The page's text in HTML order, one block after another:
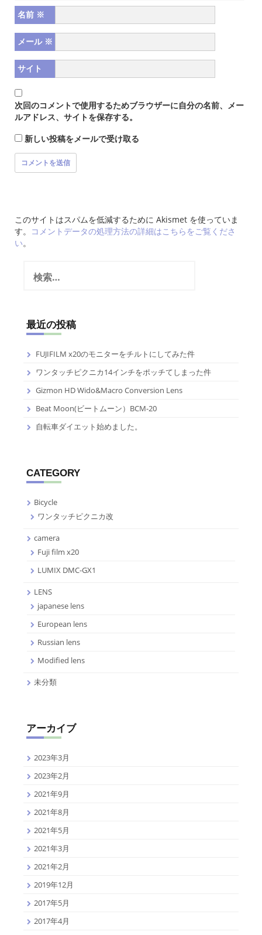
名前 ※
メール ※
サイト
次回のコメントで使用するためブラウザーに自分の名前、メー
ルアドレス、サイトを保存する。
新しい投稿をメールで受け取る
このサイトはスパムを低減するために Akismet を使っていま
す。 コメントデータの処理方法の詳細はこちらをご覧くださ
い。
最近の投稿
FUJIFILM x20のモニターをチルトにしてみた件
ワンタッチピクニカ14インチをポッチてしまった件
Gizmon HD Wido&Macro Conversion Lens
Beat Moon(ビートムーン）BCM-20
自転車ダイエット始めました。
CATEGORY
Bicycle
ワンタッチピクニカ改
camera
Fuji film x20
LUMIX DMC-GX1
LENS
japanese lens
European lens
Russian lens
Modified lens
未分類
アーカイブ
2023年3月
2023年2月
2021年9月
2021年8月
2021年5月
2021年3月
2021年2月
2019年12月
2017年5月
2017年4月